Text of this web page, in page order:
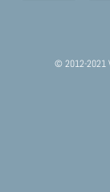
© 2012-2021